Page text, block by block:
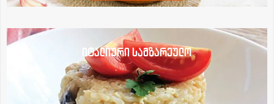
იტალიური სამზარეულო